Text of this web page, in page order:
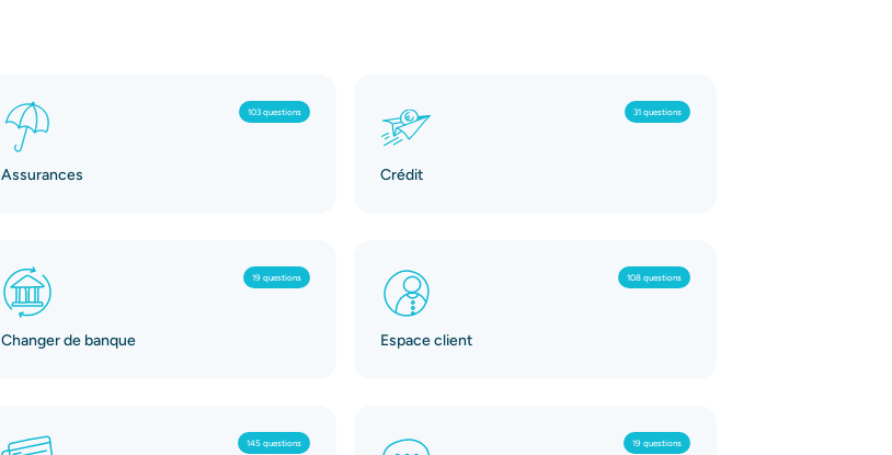
103 questions
Assurances
31 questions
Crédit
19 questions
Changer de banque
108 questions
Espace client
145 questions 19 questions